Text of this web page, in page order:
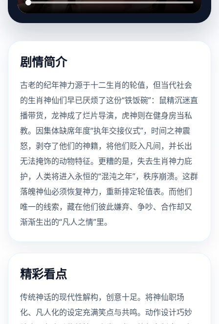
剧情简介
古老的纪年神力源于十二生肖的轮值，但当代社会
的生肖神仙们早已厌烦了这份“铁饭碗”：鼠精沉迷直
播带货，龙神成了烂片导演，虎神则在健身房当私
教。因集体缺席年度“执年交接仪式”，时间之神震
怒，剥夺了他们的神籍，将他们贬入凡间，并长出
无法掩饰的动物特征。更糟的是，失去生肖神力庇
护，人类将进入永恒的“混沌之年”，秩序崩溃。这群
落魄神仙必须恢复神力，重新排定轮值表。而他们
唯一的线索，藏在他们彼此嫌弃、争吵、合作却又
渐渐生出的“凡人之情”里。
精彩看点
传统神话的现代性解构，创意十足。将神仙职场
化、凡人化的设定充满笑点与共鸣。动作设计巧妙